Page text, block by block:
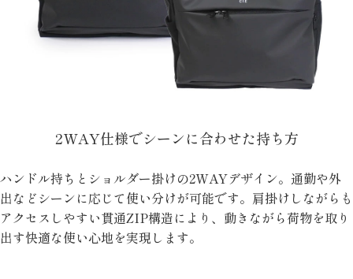
2WAY仕様でシーンに合わせた持ち方
ハンドル持ちとショルダー掛けの2WAYデザイン。通勤や外
出などシーンに応じて使い分けが可能です。肩掛けしながらも
アクセスしやすい貫通ZIP構造により、動きながら荷物を取り
出す快適な使い心地を実現します。